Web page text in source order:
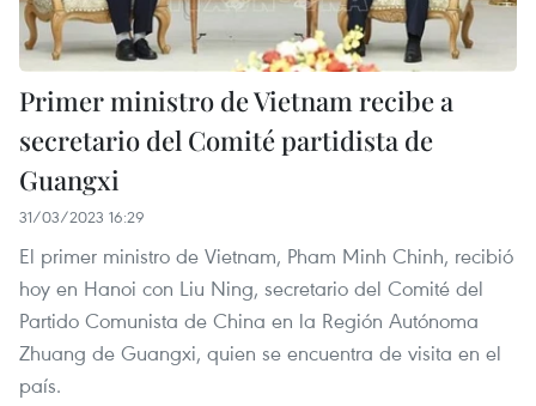
Primer ministro de Vietnam recibe a
secretario del Comité partidista de
Guangxi
31/03/2023 16:29
El primer ministro de Vietnam, Pham Minh Chinh, recibió
hoy en Hanoi con Liu Ning, secretario del Comité del
Partido Comunista de China en la Región Autónoma
Zhuang de Guangxi, quien se encuentra de visita en el
país.